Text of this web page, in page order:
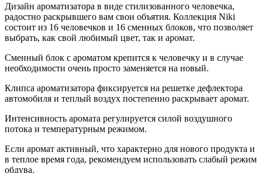
Дизайн ароматизатора в виде стилизованного человечка,
радостно раскрывшего вам свои объятия. Коллекция Niki
состоит из 16 человечков и 16 сменных блоков, что позволяет
выбрать, как свой любимый цвет, так и аромат.
Сменный блок с ароматом крепится к человечку и в случае
необходимости очень просто заменяется на новый.
Клипса ароматизатора фиксируется на решетке дефлектора
автомобиля и теплый воздух постепенно раскрывает аромат.
Интенсивность аромата регулируется силой воздушного
потока и температурным режимом.
Если аромат активный, что характерно для нового продукта и
в теплое время года, рекомендуем использовать слабый режим
обдува.